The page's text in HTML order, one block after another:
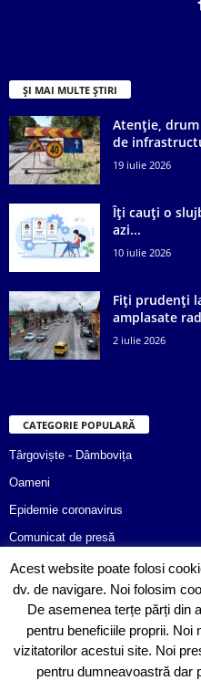
ȘI MAI MULTE ȘTIRI
Atenție,
de
19 iulie 2026
Îți cauți o
azi...
10 iulie 2026
Fiți prudenți
amplasate
2 iulie 2026
CATEGORIE POPULARĂ
Târgoviște - Dâmbovița
Oameni
Epidemie coronavirus
Comunicat de presă
Afaceri
Poliția informează!
Consiliul Județean Dâmbovița
Acest website poate folosi
dv. de navigare. Noi folosim
De asemenea terțe părți din
pentru beneficiile proprii. Noi
vizitatorilor acestui site. Noi
pentru dumneavoastră dar